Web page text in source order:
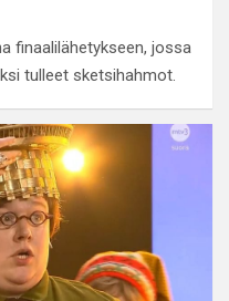
finaalilähetykseen, jossa
tulleet sketsihahmot.